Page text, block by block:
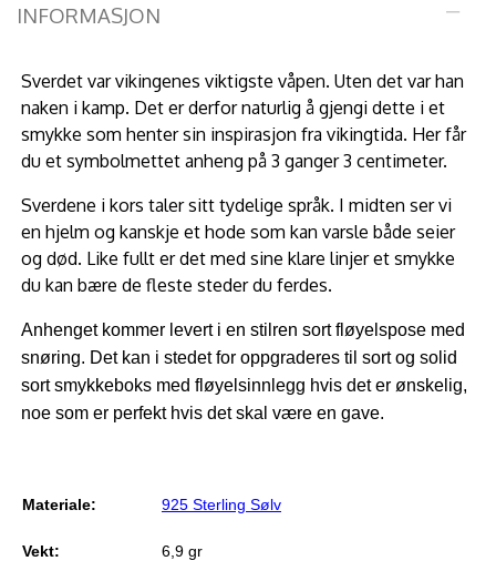
INFORMASJON
Sverdet var vikingenes viktigste våpen. Uten det var han
naken i kamp. Det er derfor naturlig å gjengi dette i et
smykke som henter sin inspirasjon fra vikingtida. Her får
du et symbolmettet anheng på 3 ganger 3 centimeter.
Sverdene i kors taler sitt tydelige språk. I midten ser vi
en hjelm og kanskje et hode som kan varsle både seier
og død. Like fullt er det med sine klare linjer et smykke
du kan bære de fleste steder du ferdes.
Anhenget kommer levert i en stilren sort fløyelspose med
snøring. Det kan i stedet for oppgraderes til sort og solid
sort smykkeboks med fløyelsinnlegg hvis det er ønskelig,
noe som er perfekt hvis det skal være en gave.
Materiale: 925 Sterling Sølv
Vekt: 6,9 gr